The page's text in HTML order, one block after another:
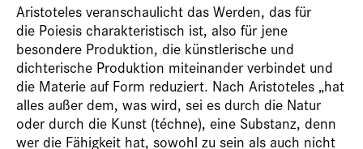
Aristoteles veranschaulicht das Werden, das für
die Poiesis charakteristisch ist, also für jene
besondere Produktion, die künstlerische und
dichterische Produktion miteinander verbindet und
die Materie auf Form reduziert. Nach Aristoteles „hat
alles außer dem, was wird, sei es durch die Natur
oder durch die Kunst (téchne), eine Substanz, denn
wer die Fähigkeit hat, sowohl zu sein als auch nicht